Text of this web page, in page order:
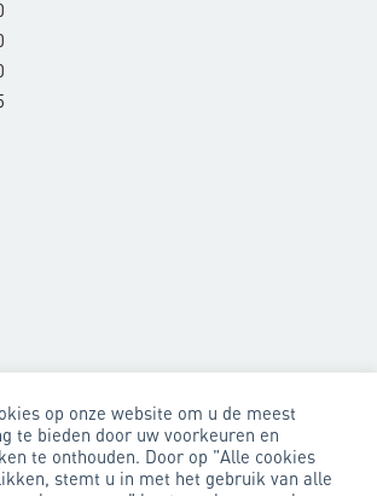
op onze website om u de meest
te bieden door uw voorkeuren en
te onthouden. Door op "Alle cookies
stemt u in met het gebruik van alle